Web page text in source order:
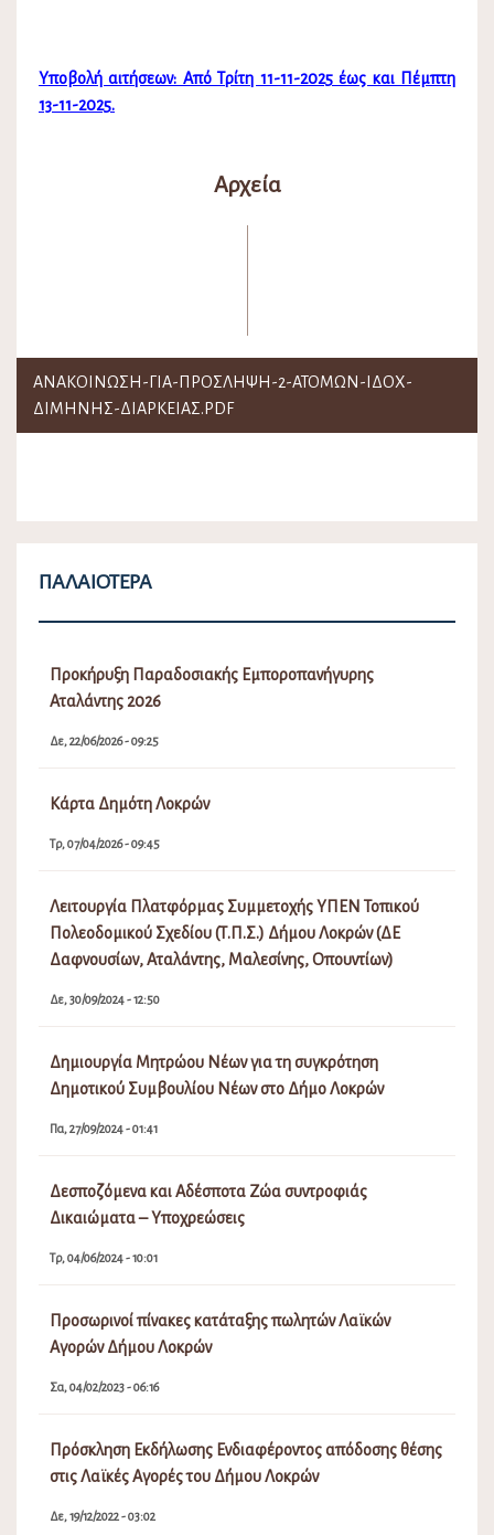
Υποβολή αιτήσεων: Από Τρίτη 11-11-2025 έως και Πέμπτη
13-11-2025.
Αρχεία
ΑΝΑΚΟΙΝΩΣΗ-ΓΙΑ-ΠΡΟΣΛΗΨΗ-2-ΑΤΟΜΩΝ-ΙΔΟΧ-
ΔΙΜΗΝΗΣ-ΔΙΑΡΚΕΙΑΣ.PDF
ΠΑΛΑΙΌΤΕΡΑ
Προκήρυξη Παραδοσιακής Εμποροπανήγυρης
Αταλάντης 2026
Δε, 22/06/2026 - 09:25
Κάρτα Δημότη Λοκρών
Τρ, 07/04/2026 - 09:45
Λειτουργία Πλατφόρμας Συμμετοχής ΥΠΕΝ Τοπικού
Πολεοδομικού Σχεδίου (Τ.Π.Σ.) Δήμου Λοκρών (ΔΕ
Δαφνουσίων, Αταλάντης, Μαλεσίνης, Οπουντίων)
Δε, 30/09/2024 - 12:50
Δημιουργία Μητρώου Νέων για τη συγκρότηση
Δημοτικού Συμβουλίου Νέων στο Δήμο Λοκρών
Πα, 27/09/2024 - 01:41
Δεσποζόμενα και Αδέσποτα Ζώα συντροφιάς
Δικαιώματα – Υποχρεώσεις
Τρ, 04/06/2024 - 10:01
Προσωρινοί πίνακες κατάταξης πωλητών Λαϊκών
Αγορών Δήμου Λοκρών
Σα, 04/02/2023 - 06:16
Πρόσκληση Εκδήλωσης Ενδιαφέροντος απόδοσης θέσης
στις Λαϊκές Αγορές του Δήμου Λοκρών
Δε, 19/12/2022 - 03:02